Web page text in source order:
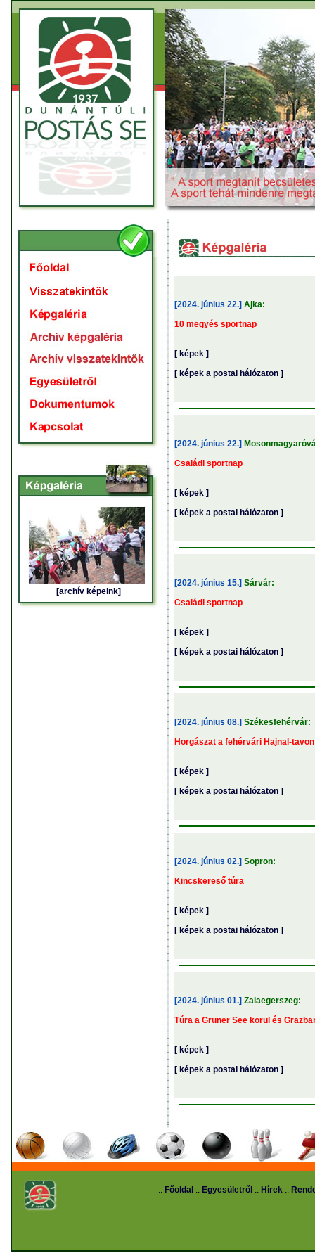
[archív képeink]
[2024. június 22.] Ajka:
10 megyés sportnap
[ képek ]
[ képek a postai hálózaton ]
[2024. június 22.]
Családi sportnap
[ képek ]
[ képek a postai hálózaton ]
[2024. június 15.] Sárvár:
Családi sportnap
[ képek ]
[ képek a postai hálózaton ]
[2024. június 08.] Székesfehérvár:
Horgászat a fehérvári Hajnal-tavon
[ képek ]
[ képek a postai hálózaton ]
[2024. június 02.] Sopron:
Kincskereső túra
[ képek ]
[ képek a postai hálózaton ]
[2024. június 01.] Zalaegerszeg:
Túra a Grüner See körül és
[ képek ]
[ képek a postai hálózaton ]
:: Főoldal :: Egyesületről :: Hírek ::